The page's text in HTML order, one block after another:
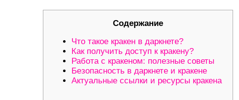
Содержание
Что такое кракен в даркнете?
Как получить доступ к кракену?
Работа с кракеном: полезные советы
Безопасность в даркнете и кракене
Актуальные ссылки и ресурсы кракена